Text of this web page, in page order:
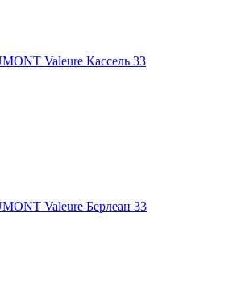
Valeure Кассель 33
Valeure Берлеан 33